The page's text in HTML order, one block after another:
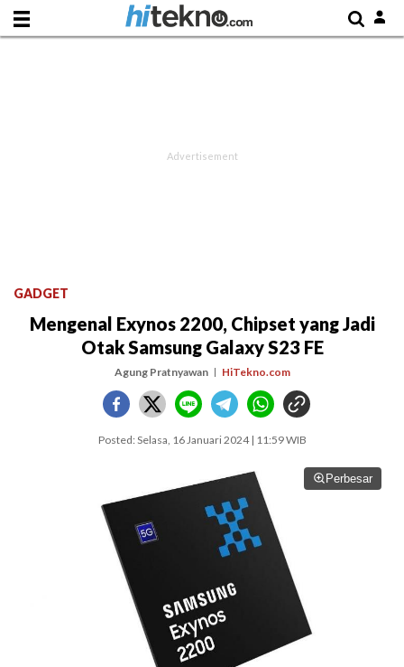
GADGET
Mengenal Exynos 2200, Chipset yang Jadi
Otak Samsung Galaxy S23 FE
Agung Pratnyawan HiTekno.com
Posted: Selasa, 16 Januari 2024 | 11:59 WIB
Perbesar